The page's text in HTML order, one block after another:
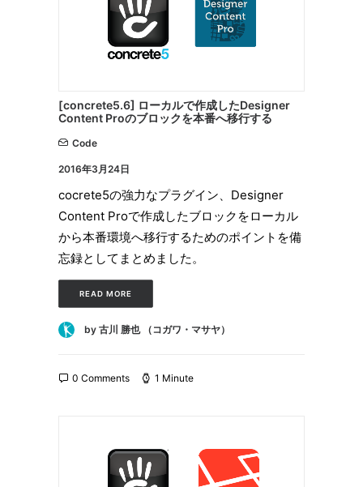
[concrete5.6] ローカルで作成したDesigner
Content Proのブロックを本番へ移行する
Code
2016年3月24日
cocrete5の強力なプラグイン、Designer
Content Proで作成したブロックをローカル
から本番環境へ移行するためのポイントを備
忘録としてまとめました。
READ MORE
by 古川 勝也 （コガワ・マサヤ）
0 Comments 1 Minute